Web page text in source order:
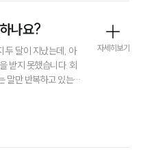
예약
나요?
두 달이 지났는데, 아
받지 못했습니다. 회
말만 반복하고 있는
자세히보기